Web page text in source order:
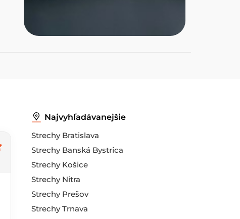
Najvyhľadávanejšie
Strechy Bratislava
Strechy Banská Bystrica
Strechy Košice
Strechy Nitra
Strechy Prešov
Strechy Trnava